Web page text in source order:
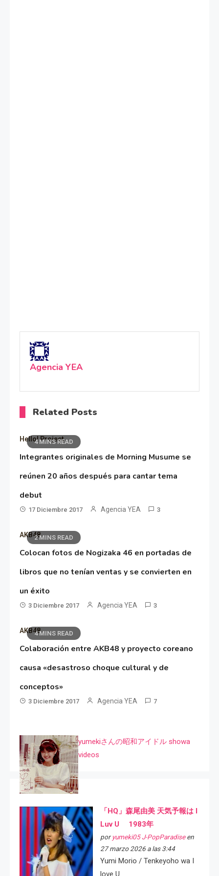
Agencia YEA
Related Posts
4 MINS READ
Hello! Project
Integrantes originales de Morning Musume se
reúnen 20 años después para cantar tema
debut
17 Diciembre 2017 Agencia YEA 3
2 MINS READ
AKB48
Colocan fotos de Nogizaka 46 en portadas de
libros que no tenían ventas y se convierten en
un éxito
3 Diciembre 2017 Agencia YEA 3
4 MINS READ
AKB48
Colaboración entre AKB48 y proyecto coreano
causa «desastroso choque cultural y de
conceptos»
3 Diciembre 2017 Agencia YEA 7
yumekiさんの昭和アイドル showa
videos
「HQ」森尾由美 天気予報は I
Luv U 1983年
por yumeki05 J-PopParadiseen
27 marzo 2026 a las 3:44
Yumi Morio / Tenkeyoho wa I
love U